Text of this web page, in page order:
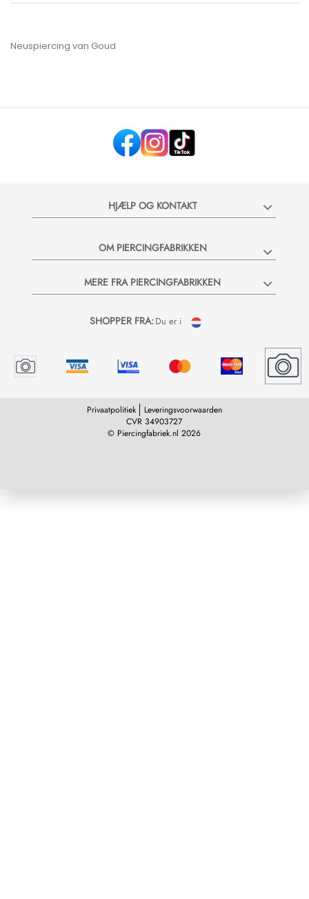
Neuspiercing van Goud
HJÆLP OG KONTAKT
OM PIERCINGFABRIKKEN
MERE FRA PIERCINGFABRIKKEN
SHOPPER FRA:Du er i
© Piercingfabriek.nl 2026
CVR 34903727
Privaatpolitiek Leveringsvoorwaarden